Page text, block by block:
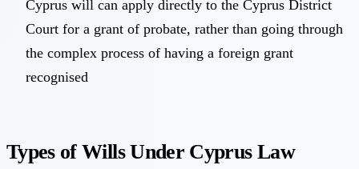
Cyprus will can apply directly to the Cyprus District
Court for a grant of probate, rather than going through
the complex process of having a foreign grant
recognised
Types of Wills Under Cyprus Law